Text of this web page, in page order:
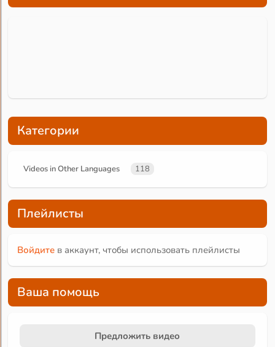
Категории
Videos in Other Languages 118
Плейлисты
Войдите в аккаунт, чтобы использовать плейлисты
Ваша помощь
Предложить видео